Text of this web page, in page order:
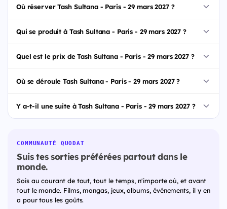
Où réserver Tash Sultana - Paris - 29 mars 2027 ?
Qui se produit à Tash Sultana - Paris - 29 mars 2027 ?
Quel est le prix de Tash Sultana - Paris - 29 mars 2027 ?
Où se déroule Tash Sultana - Paris - 29 mars 2027 ?
Y a-t-il une suite à Tash Sultana - Paris - 29 mars 2027 ?
COMMUNAUTÉ QUODAT
Suis tes sorties préférées partout dans le
monde.
Sois au courant de tout, tout le temps, n'importe où, et avant
tout le monde. Films, mangas, jeux, albums, événements, il y en
a pour tous les goûts.